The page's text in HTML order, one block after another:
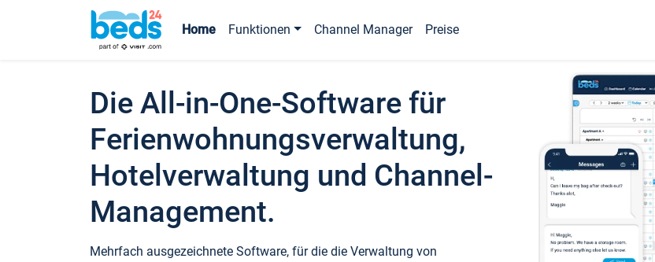
Home Funktionen Channel Manager Preise
Die All-in-One-Software für
Ferienwohnungsverwaltung,
Hotelverwaltung und Channel-
Management.
Mehrfach ausgezeichnete Software, für die die Verwaltung von